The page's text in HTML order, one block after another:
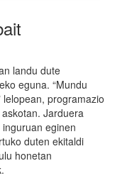
landu dute
eguna. “Mundu
programazio
Jarduera
eginen
duten ekitaldi
honetan